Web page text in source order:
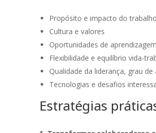
Propósito e impacto do trabalho
Cultura e valores
Oportunidades de
Flexibilidade e equilíbrio vida-
Qualidade da liderança, grau
Tecnologias e desafios
Estratégias